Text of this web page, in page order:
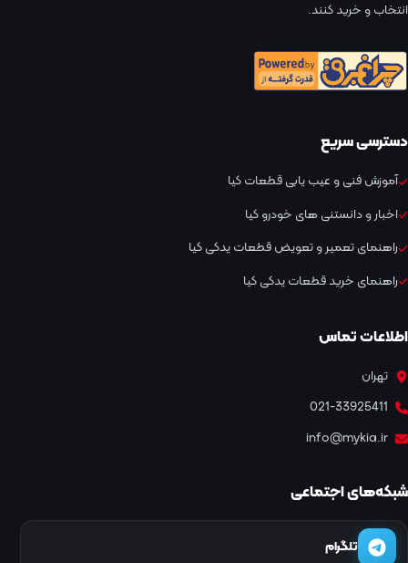
انتخاب و خرید کنند.
دسترسی سریع
آموزش فنی و عیب یابی قطعات کیا
اخبار و دانستنی های خودرو کیا
راهنمای تعمیر و تعویض قطعات یدکی کیا
راهنمای خرید قطعات یدکی کیا
اطلاعات تماس
تهران
021-33925411
info@mykia.ir
شبکه‌های اجتماعی
تلگرام